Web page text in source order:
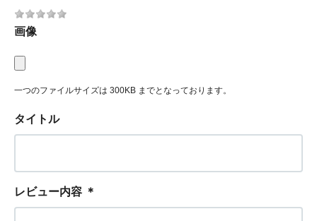
画像
一つのファイルサイズは 300KB までとなっております。
タイトル
レビュー内容 ＊